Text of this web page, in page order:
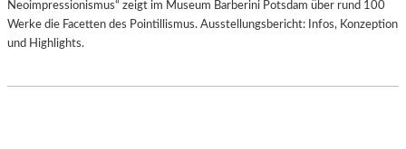
Neoimpressionismus“ zeigt im Museum Barberini Potsdam über rund 100
Werke die Facetten des Pointillismus. Ausstellungsbericht: Infos, Konzeption
und Highlights.